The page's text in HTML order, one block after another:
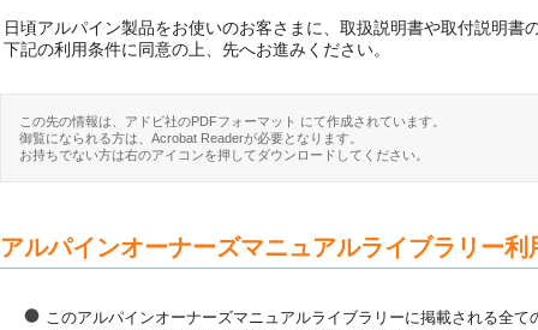
日頃アルパイン製品をお使いのお客さまに、取扱説明書や取付説明書
下記の利用条件に同意の上、先へお進みください。
この先の情報は、アドビ社のPDFフォーマット にて作成されています。
御覧になられる方は、Acrobat Readerが必要となります。
お持ちでない方は右のアイコンを押してダウンロードしてください。
アルパインオーナーズマニュアルライブラリー利
このアルパインオーナーズマニュアルライブラリーに掲載される全